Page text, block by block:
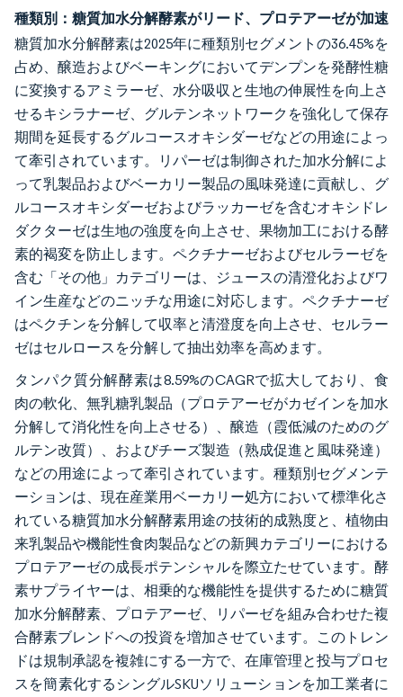
種類別：糖質加水分解酵素がリード、プロテアーゼが加速
糖質加水分解酵素は2025年に種類別セグメントの36.45%を
占め、醸造およびベーキングにおいてデンプンを発酵性糖
に変換するアミラーゼ、水分吸収と生地の伸展性を向上さ
せるキシラナーゼ、グルテンネットワークを強化して保存
期間を延長するグルコースオキシダーゼなどの用途によっ
て牽引されています。リパーゼは制御された加水分解によ
って乳製品およびベーカリー製品の風味発達に貢献し、グ
ルコースオキシダーゼおよびラッカーゼを含むオキシドレ
ダクターゼは生地の強度を向上させ、果物加工における酵
素的褐変を防止します。ペクチナーゼおよびセルラーゼを
含む「その他」カテゴリーは、ジュースの清澄化およびワ
イン生産などのニッチな用途に対応します。ペクチナーゼ
はペクチンを分解して収率と清澄度を向上させ、セルラー
ゼはセルロースを分解して抽出効率を高めます。
タンパク質分解酵素は8.59%のCAGRで拡大しており、食
肉の軟化、無乳糖乳製品（プロテアーゼがカゼインを加水
分解して消化性を向上させる）、醸造（霞低減のためのグ
ルテン改質）、およびチーズ製造（熟成促進と風味発達）
などの用途によって牽引されています。種類別セグメンテ
ーションは、現在産業用ベーカリー処方において標準化さ
れている糖質加水分解酵素用途の技術的成熟度と、植物由
来乳製品や機能性食肉製品などの新興カテゴリーにおける
プロテアーゼの成長ポテンシャルを際立たせています。酵
素サプライヤーは、相乗的な機能性を提供するために糖質
加水分解酵素、プロテアーゼ、リパーゼを組み合わせた複
合酵素ブレンドへの投資を増加させています。このトレン
ドは規制承認を複雑にする一方で、在庫管理と投与プロセ
スを簡素化するシングルSKUソリューションを加工業者に